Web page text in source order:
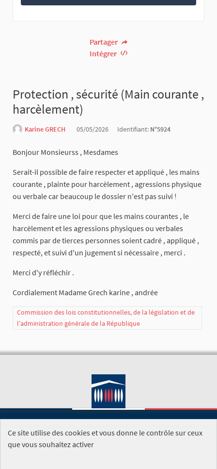
Partager
Intégrer
Protection , sécurité (Main courante ,
harcèlement)
Karine GRECH 05/05/2026 Identifiant: N°5924
Bonjour Monsieurss , Mesdames
Serait-il possible de faire respecter et appliqué , les mains
courante , plainte pour harcèlement , agressions physique
ou verbale car beaucoup le dossier n'est pas suivi !
Merci de faire une loi pour que les mains courantes , le
harcèlement et les agressions physiques ou verbales
commis par de tierces personnes soient cadré , appliqué ,
respecté, et suivi d'un jugement si nécessaire , merci .
Merci d'y réfléchir .
Cordialement Madame Grech karine , andrée
Commission des lois constitutionnelles, de la législation et de
l’administration générale de la République
SITE DE L'ASSEMBLÉE NATIONALE
Ce site utilise des cookies et vous donne le contrôle sur ceux
que vous souhaitez activer